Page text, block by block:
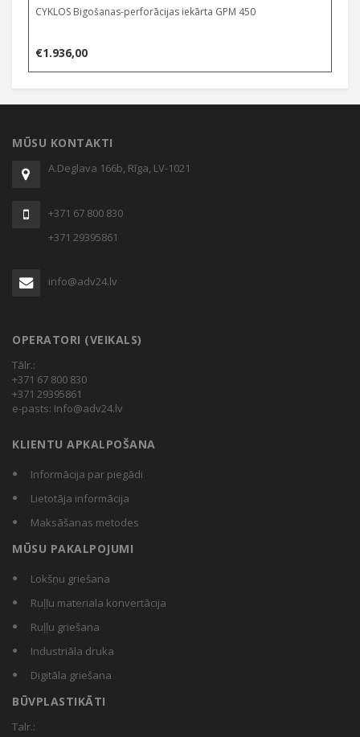
CYKLOS Bigošanas-perforācijas iekārta GPM 450
€1.936,00
MŪSU KONTAKTI
A.Deglava 166b, Rīga, LV-1021
+371 67 800 830
+371 29395861
info@adv24.lv
OPERATORI (VEIKALS)
Tālr.:
+371 67 800 830
+371 29395861
e-pasts: Info@adv24.lv
KLIENTU APKALPOŠANA
Informācija par piegādi
Lietotāja informācija
Maksāšanas metodes
MŪSU PAKALPOJUMI
Lokšņu griešana
Ruļļu materiala konvertācija
Ruļļu griešana
Industriāla druka
Digitāla griešana
BŪVPLASTIKĀTI
Talr.: